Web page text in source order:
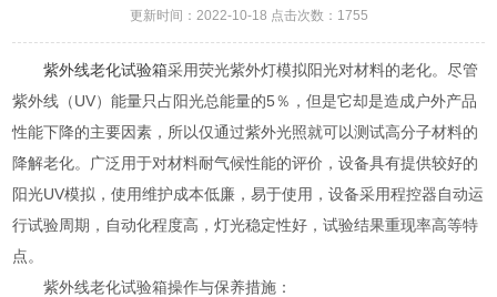
更新时间：2022-10-18 点击次数：1755
紫外线老化试验箱采用荧光紫外灯模拟阳光对材料的老化。尽管
紫外线（UV）能量只占阳光总能量的5％，但是它却是造成户外产品
性能下降的主要因素，所以仅通过紫外光照就可以测试高分子材料的
降解老化。广泛用于对材料耐气候性能的评价，设备具有提供较好的
阳光UV模拟，使用维护成本低廉，易于使用，设备采用程控器自动运
行试验周期，自动化程度高，灯光稳定性好，试验结果重现率高等特
点。
紫外线老化试验箱操作与保养措施：